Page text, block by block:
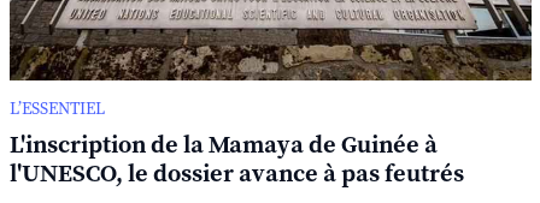
L’ESSENTIEL
L'inscription de la Mamaya de Guinée à
l'UNESCO, le dossier avance à pas feutrés